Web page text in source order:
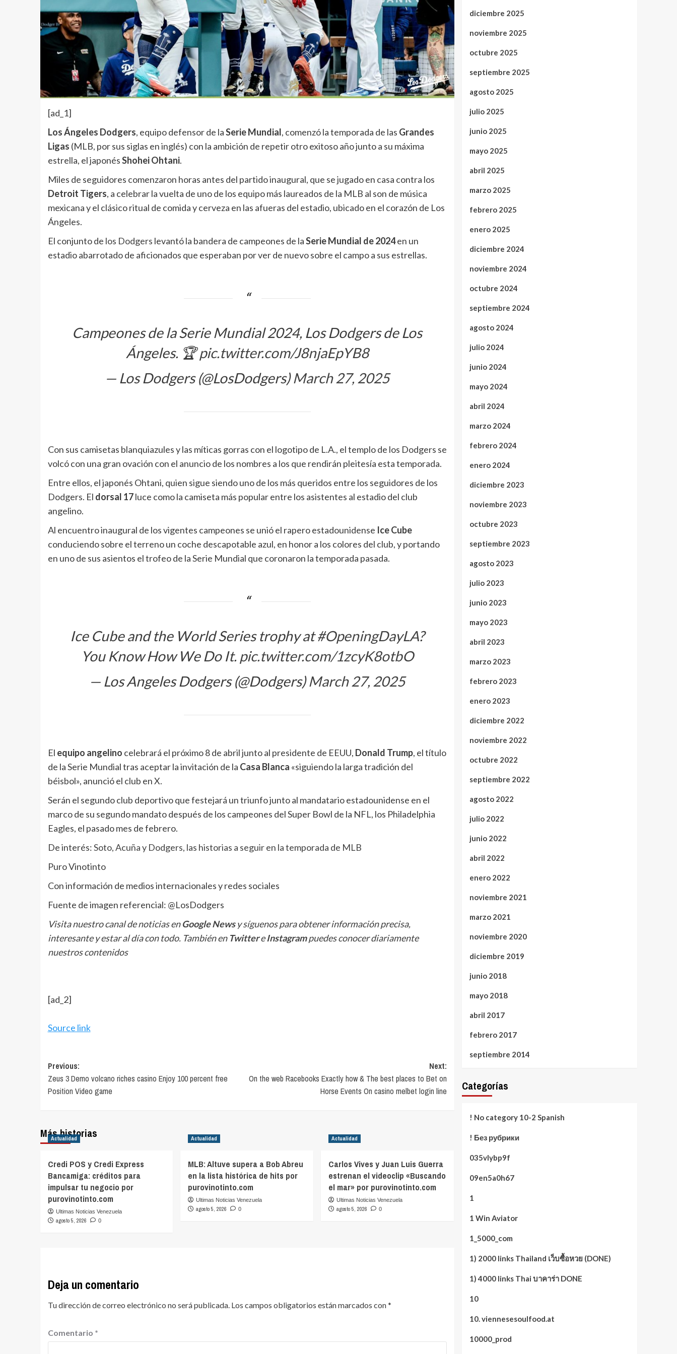
[ad_1]
Los Ángeles Dodgers, equipo defensor de laSerie Mundial, comenzó la temporada de las Grandes
Ligas (MLB, por sus siglas en inglés) con la ambición de repetir otro exitoso año junto a su máxima
estrella, el japonésShohei Ohtani.
Miles de seguidores comenzaron horas antes del partido inaugural, que se jugado en casa contra los
Detroit Tigers, a celebrar la vuelta de uno de los equipo más laureados de la MLB al son de música
mexicana y el clásico ritual de comida y cerveza en las afueras del estadio, ubicado en el corazón de Los
Ángeles.
El conjunto de los Dodgers levantó la bandera de campeones de laSerie Mundial de 2024en un
estadio abarrotado de aficionados que esperaban por ver de nuevo sobre el campo a sus estrellas.
Campeones de la Serie Mundial 2024, Los Dodgers de Los
Ángeles. 🏆pic.twitter.com/J8njaEpYB8
— Los Dodgers (@LosDodgers)March 27, 2025
Con sus camisetas blanquiazules y las míticas gorras con el logotipo de L.A., el templo de los Dodgers se
volcó con una gran ovación con el anuncio de los nombres a los que rendirán pleitesía esta temporada.
Entre ellos, el japonés Ohtani, quien sigue siendo uno de los más queridos entre los seguidores de los
Dodgers. El dorsal 17luce como la camiseta más popular entre los asistentes al estadio del club
angelino.
Al encuentro inaugural de los vigentes campeones se unió el rapero estadounidense Ice Cube
conduciendo sobre el terreno un coche descapotable azul, en honor a los colores del club, y portando
en uno de sus asientos el trofeo de la Serie Mundial que coronaron la temporada pasada.
Ice Cube and the World Series trophy at#OpeningDayLA?
You Know How We Do It. pic.twitter.com/1zcyK8otbO
— Los Angeles Dodgers (@Dodgers)March 27, 2025
El equipo angelino celebrará el próximo 8 de abril junto al presidente de EEUU, Donald Trump, el título
de la Serie Mundial tras aceptar la invitación de la Casa Blanca «siguiendo la larga tradición del
béisbol», anunció el club en X.
Serán el segundo club deportivo que festejará un triunfo junto al mandatario estadounidense en el
marco de su segundo mandato después de los campeones del Super Bowl de la NFL, los Philadelphia
Eagles, el pasado mes de febrero.
De interés:Soto, Acuña y Dodgers, las historias a seguir en la temporada de MLB
Puro Vinotinto
Con información de medios internacionales y redes sociales
Fuente de imagen referencial: @LosDodgers
Visita nuestro canal de noticias enGoogle Newsy síguenos para obtener información precisa,
interesante y estar al día con todo. También en TwittereInstagrampuedes conocer diariamente
nuestros contenidos
[ad_2]
Source link
Post
navigation
Previous:
Zeus 3 Demo volcano riches casino Enjoy 100 percent free
Position Video game
Next:
On the web Racebooks Exactly how & The best places to Bet on
Horse Events On casino melbet login line
Más historias
Actualidad
Credi POS y Credi Express
Bancamiga: créditos para
impulsar tu negocio por
purovinotinto.com
Ultimas Noticias Venezuela
agosto 5, 2026 0
Actualidad
MLB: Altuve supera a Bob Abreu
en la lista histórica de hits por
purovinotinto.com
Ultimas Noticias Venezuela
agosto 5, 2026 0
Actualidad
Carlos Vives y Juan Luis Guerra
estrenan el videoclip «Buscando
el mar» por purovinotinto.com
Ultimas Noticias Venezuela
agosto 5, 2026 0
Deja un comentario
Tu dirección de correo electrónico no será publicada. Los campos obligatorios están marcados con*
Comentario *
diciembre 2025
noviembre 2025
octubre 2025
septiembre 2025
agosto 2025
julio 2025
junio 2025
mayo 2025
abril 2025
marzo 2025
febrero 2025
enero 2025
diciembre 2024
noviembre 2024
octubre 2024
septiembre 2024
agosto 2024
julio 2024
junio 2024
mayo 2024
abril 2024
marzo 2024
febrero 2024
enero 2024
diciembre 2023
noviembre 2023
octubre 2023
septiembre 2023
agosto 2023
julio 2023
junio 2023
mayo 2023
abril 2023
marzo 2023
febrero 2023
enero 2023
diciembre 2022
noviembre 2022
octubre 2022
septiembre 2022
agosto 2022
julio 2022
junio 2022
abril 2022
enero 2022
noviembre 2021
marzo 2021
noviembre 2020
diciembre 2019
junio 2018
mayo 2018
abril 2017
febrero 2017
septiembre 2014
Categorías
! No category 10-2 Spanish
! Без рубрики
035vlybp9f
09en5a0h67
1
1 Win Aviator
1_5000_com
1) 2000 links Thailand เว็บซื้อหวย (DONE)
1) 4000 links Thai บาคาร่า DONE
10
10. viennesesoulfood.at
10000_prod